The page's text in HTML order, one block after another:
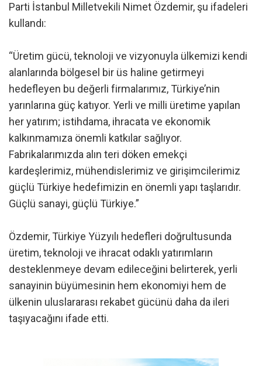
Parti İstanbul Milletvekili Nimet Özdemir, şu ifadeleri
kullandı:
“Üretim gücü, teknoloji ve vizyonuyla ülkemizi kendi
alanlarında bölgesel bir üs haline getirmeyi
hedefleyen bu değerli firmalarımız, Türkiye’nin
yarınlarına güç katıyor. Yerli ve milli üretime yapılan
her yatırım; istihdama, ihracata ve ekonomik
kalkınmamıza önemli katkılar sağlıyor.
Fabrikalarımızda alın teri döken emekçi
kardeşlerimiz, mühendislerimiz ve girişimcilerimiz
güçlü Türkiye hedefimizin en önemli yapı taşlarıdır.
Güçlü sanayi, güçlü Türkiye.”
Özdemir, Türkiye Yüzyılı hedefleri doğrultusunda
üretim, teknoloji ve ihracat odaklı yatırımların
desteklenmeye devam edileceğini belirterek, yerli
sanayinin büyümesinin hem ekonomiyi hem de
ülkenin uluslararası rekabet gücünü daha da ileri
taşıyacağını ifade etti.